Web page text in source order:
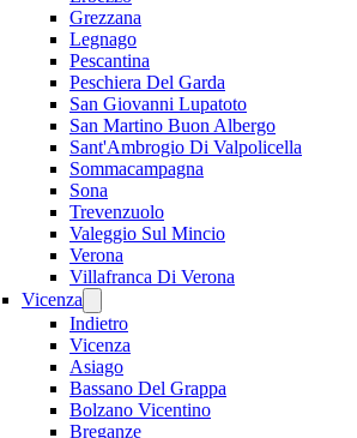
Grezzana
Legnago
Pescantina
Peschiera Del Garda
San Giovanni Lupatoto
San Martino Buon Albergo
Sant'Ambrogio Di Valpolicella
Sommacampagna
Sona
Trevenzuolo
Valeggio Sul Mincio
Verona
Villafranca Di Verona
Vicenza
Indietro
Vicenza
Asiago
Bassano Del Grappa
Bolzano Vicentino
Breganze